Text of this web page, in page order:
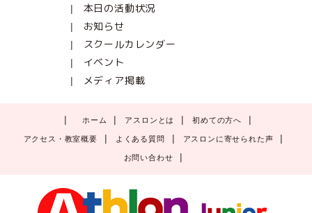
本日の活動状況
お知らせ
スクールカレンダー
イベント
メディア掲載
ホーム アスロンとは 初めての方へ
アクセス・教室概要 よくある質問 アスロンに寄せられた声
お問い合わせ